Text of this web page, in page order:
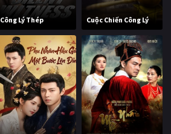
Công Lý Thép Cuộc Chiến Công Lý